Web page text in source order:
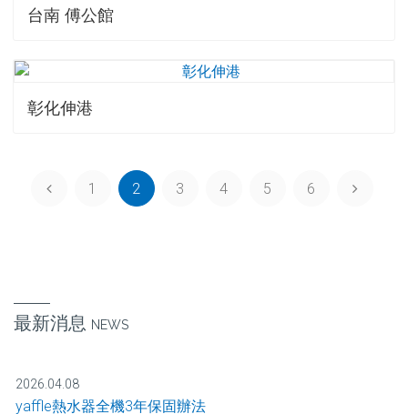
台南 傅公館
彰化伸港
1 2 3 4 5 6
最新消息 NEWS
2026.04.08
yaffle熱水器全機3年保固辦法